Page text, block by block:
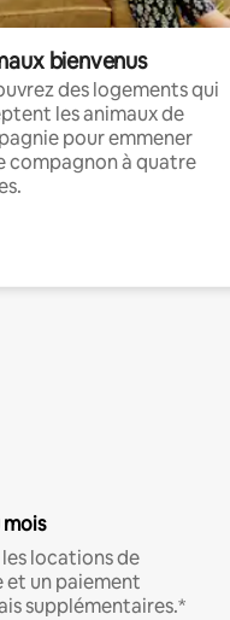
bienvenus
des logements qui
les animaux de
pour emmener
compagnon à quatre
mois
locations de
et un paiement
supplémentaires.*